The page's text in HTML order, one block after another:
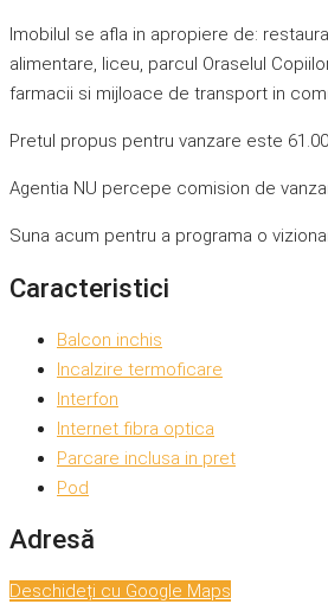
Imobilul se afla in apropiere de:
alimentare, liceu, parcul Oraselul
farmacii si mijloace de transport in
Pretul propus pentru vanzare este
Agentia NU percepe comision de
Suna acum pentru a programa o
Caracteristici
Balcon inchis
Incalzire termoficare
Interfon
Internet fibra optica
Parcare inclusa in pret
Pod
Adresă
Deschideți cu Google Maps